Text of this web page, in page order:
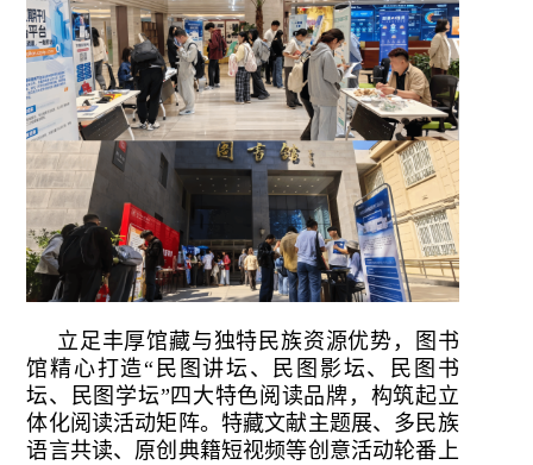
立足丰厚馆藏与独特民族资源优势，图书
馆精心打造“民图讲坛、民图影坛、民图书
坛、民图学坛”四大特色阅读品牌，构筑起立
体化阅读活动矩阵。特藏文献主题展、多民族
语言共读、原创典籍短视频等创意活动轮番上